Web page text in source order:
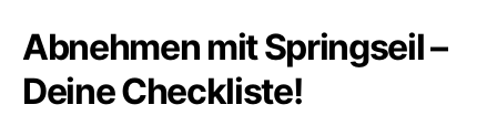
Abnehmen mit Springseil –
Deine Checkliste!